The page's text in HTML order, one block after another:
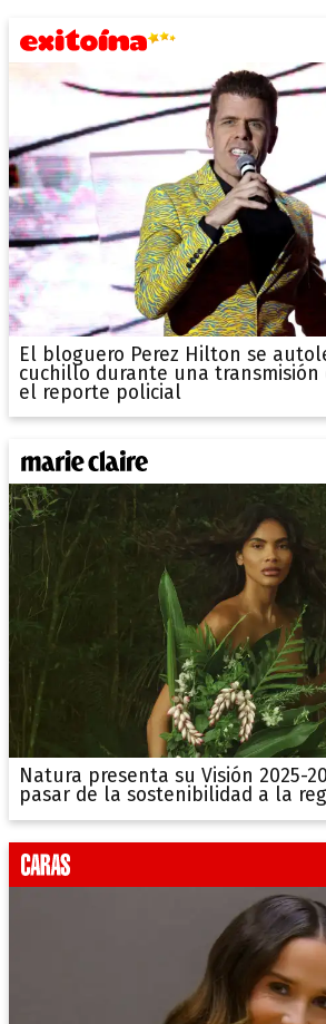
El bloguero Perez Hilton se
cuchillo durante una transmisión
el reporte policial
Natura presenta su Visión 2025-
pasar de la sostenibilidad a la